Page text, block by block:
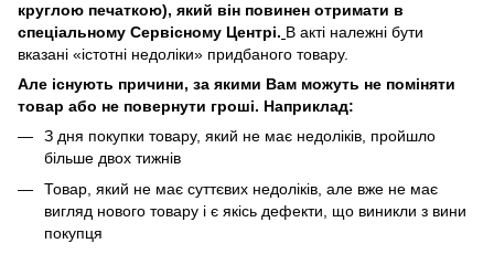
круглою печаткою), який він повинен отримати в
спеціальному Сервісному Центрі. В акті належні бути
вказані «істотні недоліки» придбаного товару.
Але існують причини, за якими Вам можуть не поміняти
товар або не повернути гроші. Наприклад:
З дня покупки товару, який не має недоліків, пройшло
більше двох тижнів
Товар, який не має суттєвих недоліків, але вже не має
вигляд нового товару і є якісь дефекти, що виникли з вини
покупця